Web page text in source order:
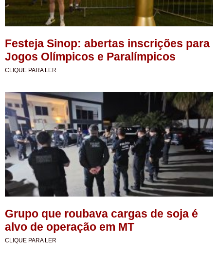
Festeja Sinop: abertas inscrições para
Jogos Olímpicos e Paralímpicos
CLIQUE PARA LER
Grupo que roubava cargas de soja é
alvo de operação em MT
CLIQUE PARA LER